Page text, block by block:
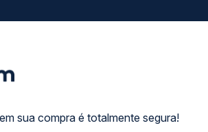
sua compra é totalmente segura!